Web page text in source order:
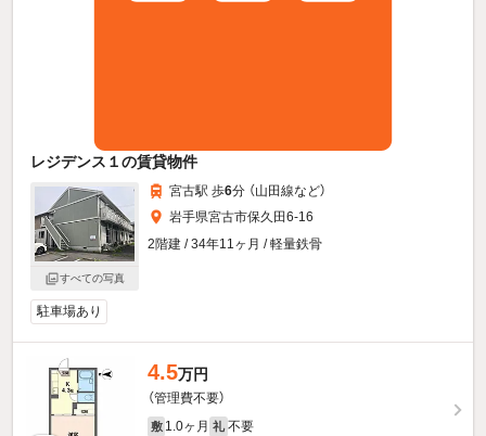
レジデンス１の賃貸物件
すべての写真
宮古駅 歩6分 （山田線など）
岩手県宮古市保久田6-16
2階建 / 34年11ヶ月 / 軽量鉄骨
駐車場あり
4.5万円
（管理費不要）
敷 1.0ヶ月 礼 不要